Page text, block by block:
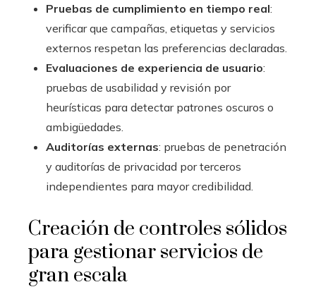
Pruebas de cumplimiento en tiempo real:
verificar que campañas, etiquetas y servicios
externos respetan las preferencias declaradas.
Evaluaciones de experiencia de usuario:
pruebas de usabilidad y revisión por
heurísticas para detectar patrones oscuros o
ambigüedades.
Auditorías externas: pruebas de penetración
y auditorías de privacidad por terceros
independientes para mayor credibilidad.
Creación de controles sólidos
para gestionar servicios de
gran escala